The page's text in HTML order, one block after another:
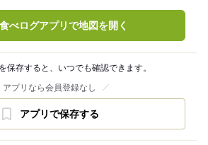
食べログアプリで地図を開く
保存すると、いつでも確認できます。
アプリなら会員登録なし
アプリで保存する